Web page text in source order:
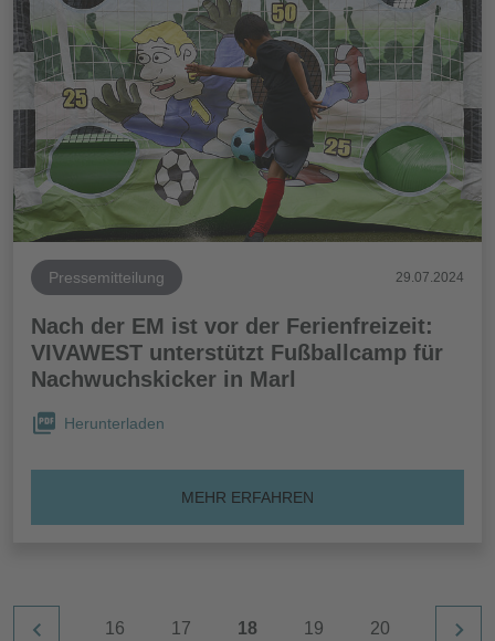
Pressemitteilung 29.07.2024
Nach der EM ist vor der Ferienfreizeit:
VIVAWEST unterstützt Fußballcamp für
Nachwuchskicker in Marl
Herunterladen
MEHR ERFAHREN
16 17 18 19 20